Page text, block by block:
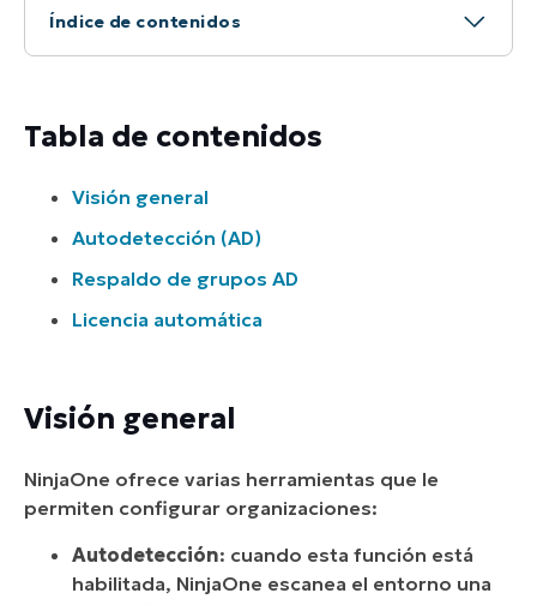
Índice de contenidos
Tabla de contenidos
Licencia automática
Tabla de contenidos
Visión general
Autodetección (AD)
Respaldo de grupos AD
Licencia automática
Visión general
NinjaOne ofrece varias herramientas que le
permiten configurar organizaciones:
Autodetección: cuando esta función está
habilitada, NinjaOne escanea el entorno una